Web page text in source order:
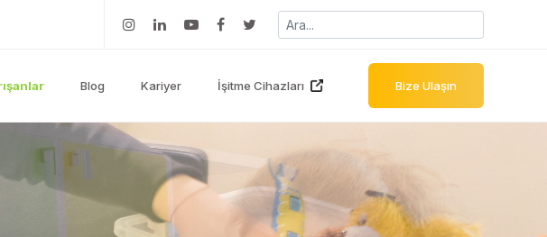
Blog Kariyer İşitme Cihazları Bize Ulaşın